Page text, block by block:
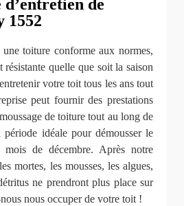
de
1552
toiture conforme aux normes,
résistante quelle que soit la saison
votre toit tous les ans tout
peut fournir des prestations
de toiture tout au long de
période idéale pour démousser le
de décembre. Après notre
mortes, les mousses, les algues,
ne prendront plus place sur
nous occuper de votre toit !